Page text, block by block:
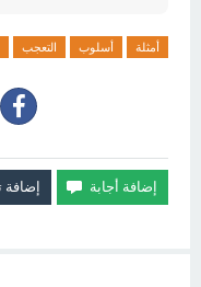
أمثلة أسلوب التعجب